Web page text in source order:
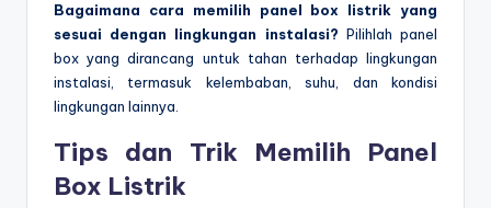
Bagaimana cara memilih panel box listrik yang
sesuai dengan lingkungan instalasi? Pilihlah panel
box yang dirancang untuk tahan terhadap lingkungan
instalasi, termasuk kelembaban, suhu, dan kondisi
lingkungan lainnya.
Tips dan Trik Memilih Panel
Box Listrik